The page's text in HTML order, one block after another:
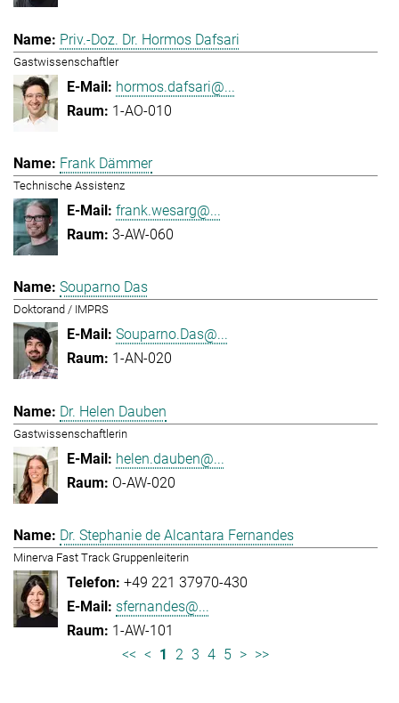
Priv.-Doz. Dr. Hormos Dafsari
Gastwissenschaftler
hormos.dafsari@...
1-AO-010
Frank Dämmer
Technische Assistenz
frank.wesarg@...
3-AW-060
Souparno Das
Doktorand / IMPRS
Souparno.Das@...
1-AN-020
Dr. Helen Dauben
Gastwissenschaftlerin
helen.dauben@...
O-AW-020
Dr. Stephanie de Alcantara Fernandes
Minerva Fast Track Gruppenleiterin
+49 221 37970-430
sfernandes@...
1-AW-101
<< < 1 2 3 4 5 > >>